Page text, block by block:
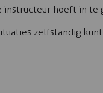
instructeur hoeft in te
zelfstandig